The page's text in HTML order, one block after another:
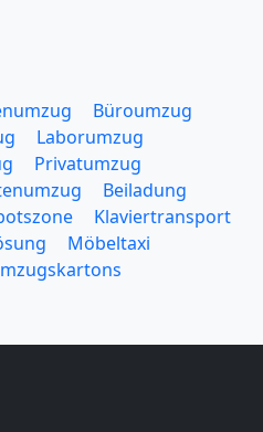
Büroumzug
Laborumzug
Privatumzug
Beiladung
Klaviertransport
Möbeltaxi